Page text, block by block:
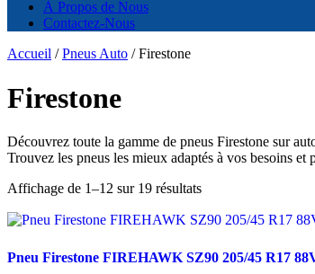
À Propos de Nous
Contactez-Nous
Accueil /Pneus Auto / Firestone
Firestone
Découvrez toute la gamme de pneus Firestone sur
Trouvez les pneus les mieux adaptés à vos besoins
Affichage de 1–12 sur 19 résultats
Pneu Firestone FIREHAWK SZ90 205/45 R17